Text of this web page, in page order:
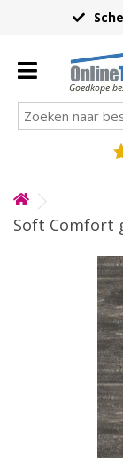
Goedkope
Soft Comfort